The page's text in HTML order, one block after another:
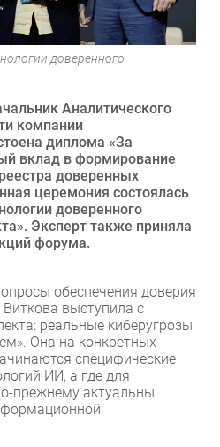
доверенного
Аналитического
компании
диплома «За
вклад в формирование
доверенных
церемония состоялась
доверенного
Эксперт также приняла
форума.
обеспечения доверия
выступила с
реальные киберугрозы
Она на конкретных
специфические
ИИ, а где для
прежнему актуальны